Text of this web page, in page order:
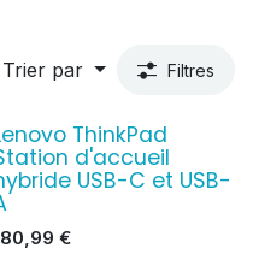
Trier par
Filtres
ThinkPad
d'accueil
USB-C et USB-
€